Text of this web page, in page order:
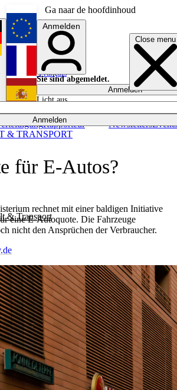
Ga naar de hoofdinhoud
Close menu
Anmelden
& Transport
Rapporteur NewslettersEvents
English
Français
Anmelden
Sie sind abgemeldet.
Anmelden
Licht aus
für E-Autos?
rechnet mit einer baldigen Initiative
eine E-Autoquote. Die Fahrzeuge
nicht den Ansprüchen der Verbraucher.
& TRANSPORT